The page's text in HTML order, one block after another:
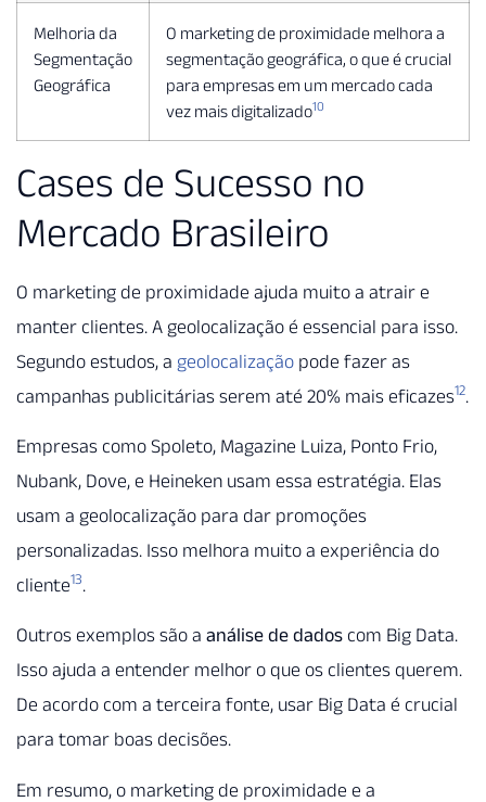
Melhoria da
Segmentação
Geográfica
O marketing de proximidade melhora a
segmentação geográfica, o que é crucial
para empresas em um mercado cada
vez mais digitalizado10
Cases de Sucesso no
Mercado Brasileiro
O marketing de proximidade ajuda muito a atrair e
manter clientes. A geolocalização é essencial para isso.
Segundo estudos, a geolocalização pode fazer as
campanhas publicitárias serem até 20% mais eficazes12.
Empresas como Spoleto, Magazine Luiza, Ponto Frio,
Nubank, Dove, e Heineken usam essa estratégia. Elas
usam a geolocalização para dar promoções
personalizadas. Isso melhora muito a experiência do
cliente13.
Outros exemplos são a análise de dados com Big Data.
Isso ajuda a entender melhor o que os clientes querem.
De acordo com a terceira fonte, usar Big Data é crucial
para tomar boas decisões.
Em resumo, o marketing de proximidade e a